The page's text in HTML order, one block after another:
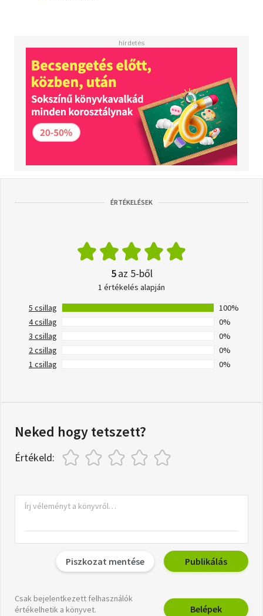
ÉRTÉKELÉSEK
5az 5-ből
1 értékelés alapján
5 csillag
100%
4 csillag
0%
3 csillag
0%
2 csillag
0%
1 csillag
0%
Neked hogy tetszett?
Értékeld:
Piszkozat mentése Publikálás
Csak bejelentkezett felhasználók
értékelhetik a könyvet.
Belépek